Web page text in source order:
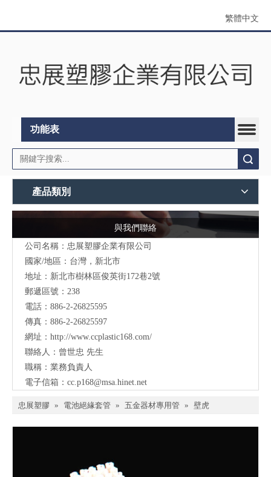
繁體中文
功能表
產品類別
與我們聯絡
公司名稱：忠展塑膠企業有限公司
國家/地區：台灣，新北市
地址： 新北市樹林區俊英街172巷2號
郵遞區號：238
電話：886-2-26825595
傳真：886-2-26825597
網址： http://www.ccplastic168.com/
聯絡人：曾世忠 先生
職稱：業務負責人
電子信箱： cc.p168@msa.hinet.net
忠展塑膠 » 電池絕緣套管 » 五金器材專用管 » 壁虎